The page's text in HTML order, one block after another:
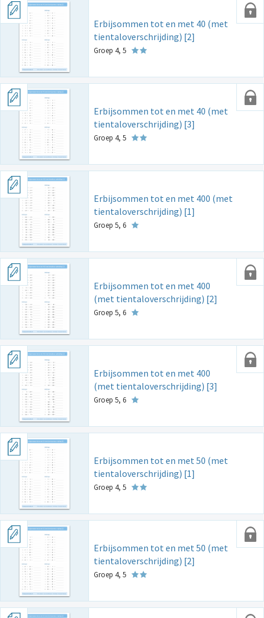
Erbijsommen tot en met 40 (met
tientaloverschrijding) [2]
Groep 4, 5
Erbijsommen tot en met 40 (met
tientaloverschrijding) [3]
Groep 4, 5
Erbijsommen tot en met 400 (met
tientaloverschrijding) [1]
Groep 5, 6
Erbijsommen tot en met 400
(met tientaloverschrijding) [2]
Groep 5, 6
Erbijsommen tot en met 400
(met tientaloverschrijding) [3]
Groep 5, 6
Erbijsommen tot en met 50 (met
tientaloverschrijding) [1]
Groep 4, 5
Erbijsommen tot en met 50 (met
tientaloverschrijding) [2]
Groep 4, 5